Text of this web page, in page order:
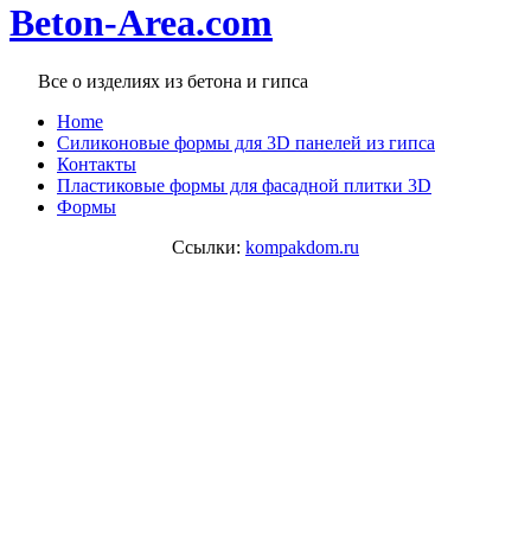
Beton-Area.com
Все о изделиях из бетона и гипса
Home
Cиликоновые формы для 3D панелей из гипса
Контакты
Пластиковые формы для фасадной плитки 3D
Формы
Ссылки: kompakdom.ru